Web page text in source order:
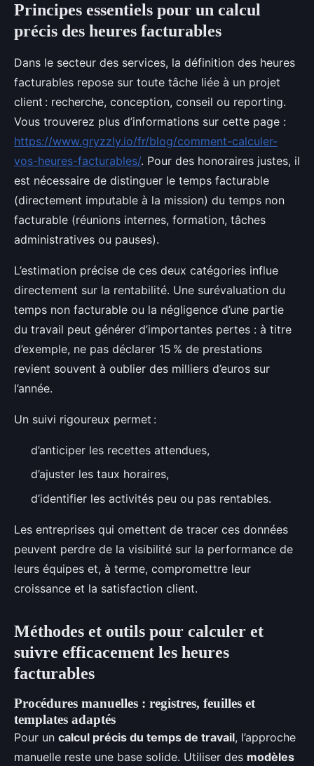
Principes essentiels pour un calcul
précis des heures facturables
Dans le secteur des services, la définition des heures
facturables repose sur toute tâche liée à un projet
client : recherche, conception, conseil ou reporting.
Vous trouverez plus d’informations sur cette page :
https://www.gryzzly.io/fr/blog/comment-calculer-
vos-heures-facturables/. Pour des honoraires justes, il
est nécessaire de distinguer le temps facturable
(directement imputable à la mission) du temps non
facturable (réunions internes, formation, tâches
administratives ou pauses).
L’estimation précise de ces deux catégories influe
directement sur la rentabilité. Une surévaluation du
temps non facturable ou la négligence d’une partie
du travail peut générer d’importantes pertes : à titre
d’exemple, ne pas déclarer 15 % de prestations
revient souvent à oublier des milliers d’euros sur
l’année.
Un suivi rigoureux permet :
d’anticiper les recettes attendues,
d’ajuster les taux horaires,
d’identifier les activités peu ou pas rentables.
Les entreprises qui omettent de tracer ces données
peuvent perdre de la visibilité sur la performance de
leurs équipes et, à terme, compromettre leur
croissance et la satisfaction client.
Méthodes et outils pour calculer et
suivre efficacement les heures
facturables
Procédures manuelles : registres, feuilles et
templates adaptés
Pour un calcul précis du temps de travail, l’approche
manuelle reste une base solide. Utiliser des modèles